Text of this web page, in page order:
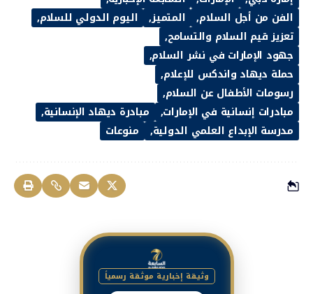
الفن من أجل السلام
المتميز
اليوم الدولي للسلام
تعزيز قيم السلام والتسامح
جهود الإمارات في نشر السلام
حملة ديهاد واندكس للإعلام
رسومات الأطفال عن السلام
مبادرات إنسانية في الإمارات
مبادرة ديهاد الإنسانية
مدرسة الإبداع العلمي الدولية
منوعات
وثيقة إخبارية موثقة رسمياً